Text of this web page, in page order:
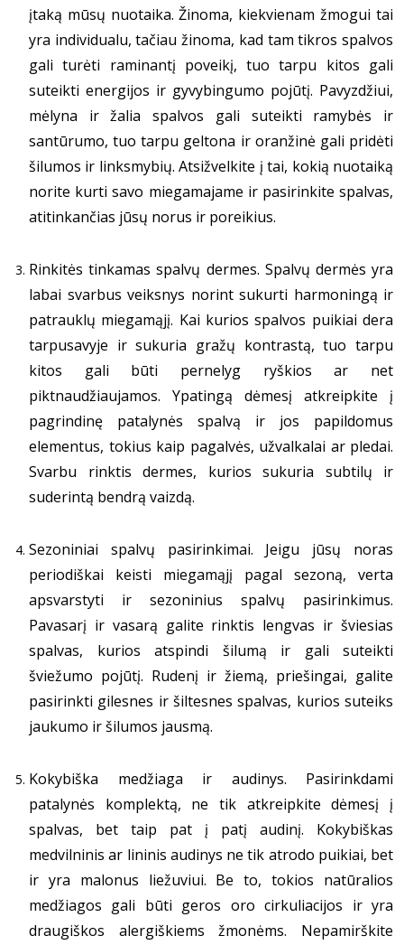
įtaką mūsų nuotaika. Žinoma, kiekvienam žmogui tai
yra individualu, tačiau žinoma, kad tam tikros spalvos
gali turėti raminantį poveikį, tuo tarpu kitos gali
suteikti energijos ir gyvybingumo pojūtį. Pavyzdžiui,
mėlyna ir žalia spalvos gali suteikti ramybės ir
santūrumo, tuo tarpu geltona ir oranžinė gali pridėti
šilumos ir linksmybių. Atsižvelkite į tai, kokią nuotaiką
norite kurti savo miegamajame ir pasirinkite spalvas,
atitinkančias jūsų norus ir poreikius.
Rinkitės tinkamas spalvų dermes. Spalvų dermės yra
labai svarbus veiksnys norint sukurti harmoningą ir
patrauklų miegamąjį. Kai kurios spalvos puikiai dera
tarpusavyje ir sukuria gražų kontrastą, tuo tarpu
kitos gali būti pernelyg ryškios ar net
piktnaudžiaujamos. Ypatingą dėmesį atkreipkite į
pagrindinę patalynės spalvą ir jos papildomus
elementus, tokius kaip pagalvės, užvalkalai ar pledai.
Svarbu rinktis dermes, kurios sukuria subtilų ir
suderintą bendrą vaizdą.
Sezoniniai spalvų pasirinkimai. Jeigu jūsų noras
periodiškai keisti miegamąjį pagal sezoną, verta
apsvarstyti ir sezoninius spalvų pasirinkimus.
Pavasarį ir vasarą galite rinktis lengvas ir šviesias
spalvas, kurios atspindi šilumą ir gali suteikti
šviežumo pojūtį. Rudenį ir žiemą, priešingai, galite
pasirinkti gilesnes ir šiltesnes spalvas, kurios suteiks
jaukumo ir šilumos jausmą.
Kokybiška medžiaga ir audinys. Pasirinkdami
patalynės komplektą, ne tik atkreipkite dėmesį į
spalvas, bet taip pat į patį audinį. Kokybiškas
medvilninis ar lininis audinys ne tik atrodo puikiai, bet
ir yra malonus liežuviui. Be to, tokios natūralios
medžiagos gali būti geros oro cirkuliacijos ir yra
draugiškos alergiškiems žmonėms. Nepamirškite